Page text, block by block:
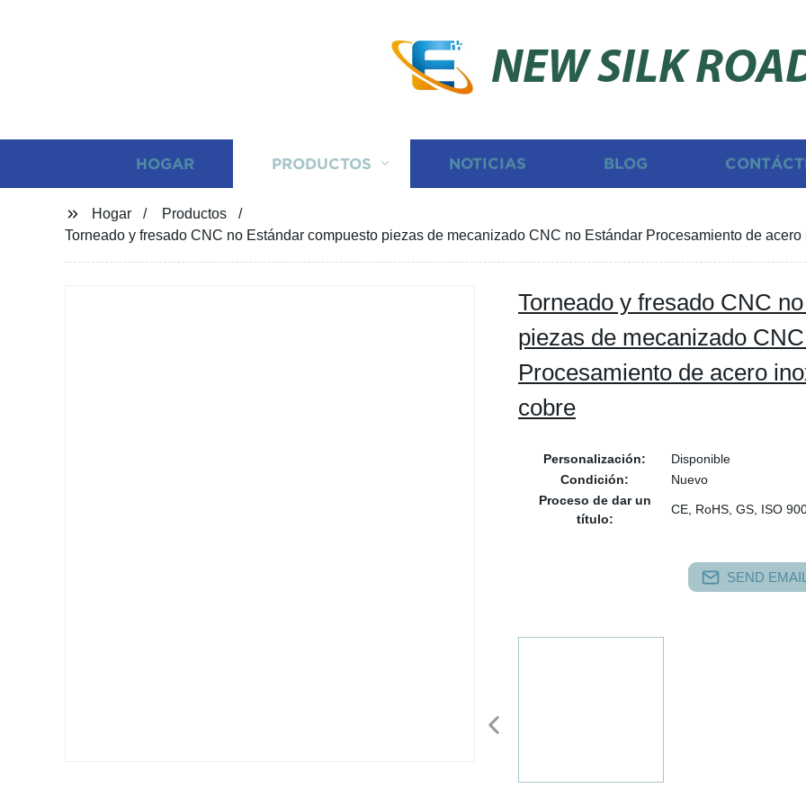
NEW SILK
HOGAR PRODUCTOS NOTICIAS BLOG
Hogar
Productos
Torneado y fresado CNC no Estándar compuesto piezas de mecanizado CNC no Estándar Procesamiento de
Torneado y fresado CNC
piezas de mecanizado
Procesamiento de acero
cobre
Personalización:
Disponible
Condición:
Nuevo
Proceso de dar un
título:
CE, RoHS, GS, ISO
SEND